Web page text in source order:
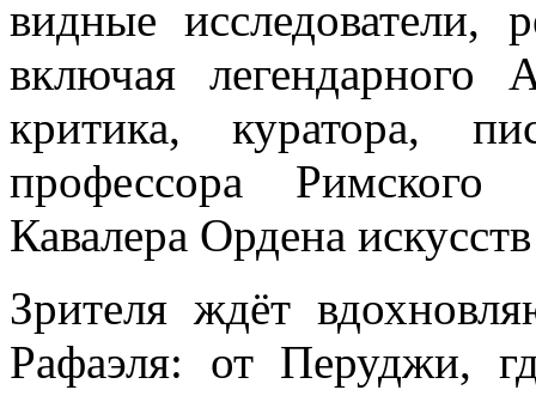
видные исследователи,
включая
критика, куратора,
профессора Римского
Кавалера Ордена
Зрителя ждёт
Рафаэля: от Перуджи,